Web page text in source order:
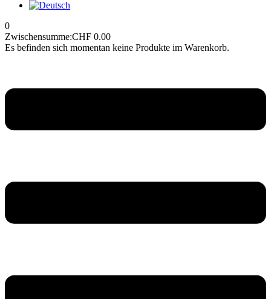
0
Zwischensumme:CHF 0.00
Es befinden sich momentan keine Produkte im Warenkorb.